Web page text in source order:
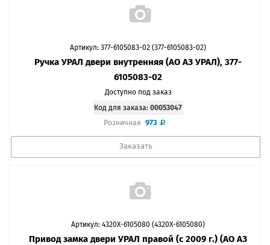
Артикул: 377-6105083-02 (377-6105083-02)
Ручка УРАЛ двери внутренняя (АО АЗ УРАЛ), 377-
6105083-02
Доступно под заказ
Код для заказа: 00053047
Розничная 973
Заказать
Артикул: 4320Х-6105080 (4320Х-6105080)
Привод замка двери УРАЛ правой (с 2009 г.) (АО АЗ